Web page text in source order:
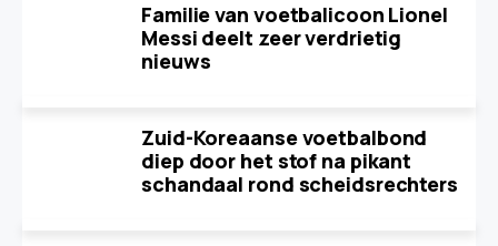
Familie van voetbalicoon Lionel
Messi deelt zeer verdrietig
nieuws
Zuid-Koreaanse voetbalbond
diep door het stof na pikant
schandaal rond scheidsrechters